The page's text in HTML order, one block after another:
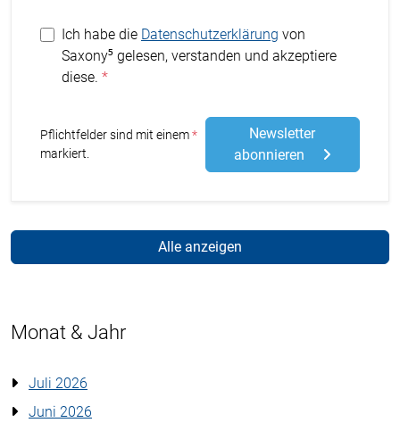
Ich habe die Datenschutzerklärung von
Saxony⁵ gelesen, verstanden und akzeptiere
diese.
Pflichtfelder sind mit einem Stern
markiert.
Newsletter
abonnieren
Alle anzeigen
Monat & Jahr
Juli 2026
Juni 2026